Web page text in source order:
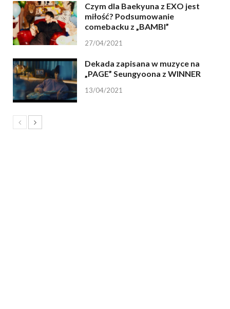
Czym dla Baekyuna z EXO jest
miłość? Podsumowanie
comebacku z „BAMBI”
27/04/2021
Dekada zapisana w muzyce na
„PAGE” Seungyoona z WINNER
13/04/2021